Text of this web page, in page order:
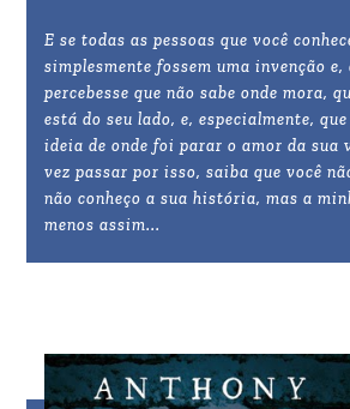
E se todas as pessoas que você
simplesmente fossem uma invenção e,
percebesse que não sabe onde mora,
está do seu lado, e, especialmente,
ideia de onde foi parar o amor da sua
vez passar por isso, saiba que você
não conheço a sua história, mas a
menos assim...